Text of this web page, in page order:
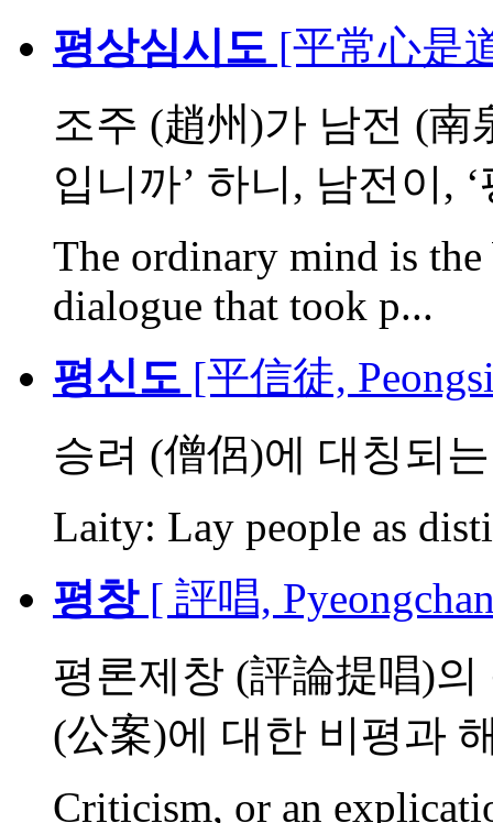
평상심시도 [平常心是
조주 (趙州)가 남전 (南
입니까’ 하니, 남전이, ‘
The ordinary mind is
dialogue that took p...
평신도 [平信徒,
승려 (僧侶)에 대칭되
Laity: Lay people as
평창[ 評唱,
평론제창 (評論提唱)
(公案)에 대한 비평과
Criticism, or an